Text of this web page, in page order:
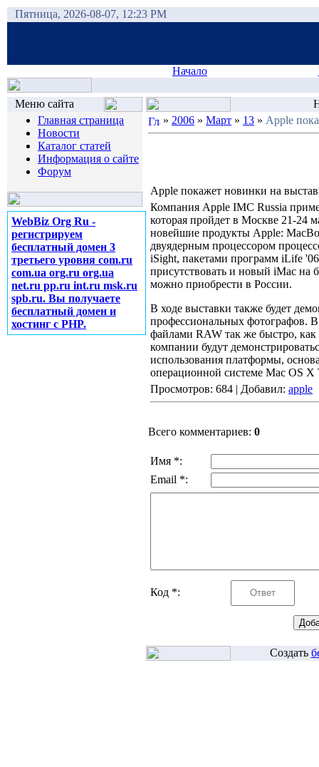
Пятница, 2026-08-07, 12:23 PM
Начало
Меню сайта
Главная страница
Новости
Каталог статей
Информация о сайте
Форум
WebBiz Org Ru -
регистрируем
бесплатный домен 3
третьего уровня com.ru
com.ua org.ru org.ua
net.ru pp.ru int.ru msk.ru
spb.ru. Вы получаете
бесплатный домен и
хостинг с PHP.
» 2006 » Март » 13 » Apple
Apple покажет новинки на
Компания Apple IMC Russia
которая пройдет в Москве 21-24
новейшие продукты Apple:
двуядерным процессором
iSight, пакетами программ iLife
присутствовать и новый iMac на
можно приобрести в России.
В ходе выставки также будет
профессиональных фотографов. В
файлами RAW так же быстро,
компании будут
использования платформы,
операционной системе Mac OS X
Просмотров: 684 | Добавил: apple
Всего комментариев: 0
Имя *:
Email *:
Код *:
Создать